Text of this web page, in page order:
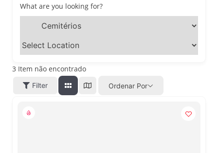
passeios imperdíveis nos
dias 8 e 9 de agosto de 2026
transforma o Bixiga em um
pedaço da Itália durante
em agosto de 2026: festas
What are you looking for?
3 Item não encontrado
Filter Ordenar Por